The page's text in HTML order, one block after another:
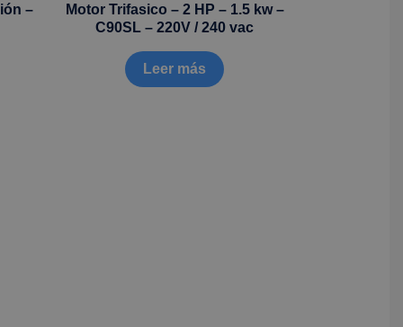
–
Motor Trifasico – 2 HP – 1.5 kw –
C90SL – 220V / 240 vac
Leer más